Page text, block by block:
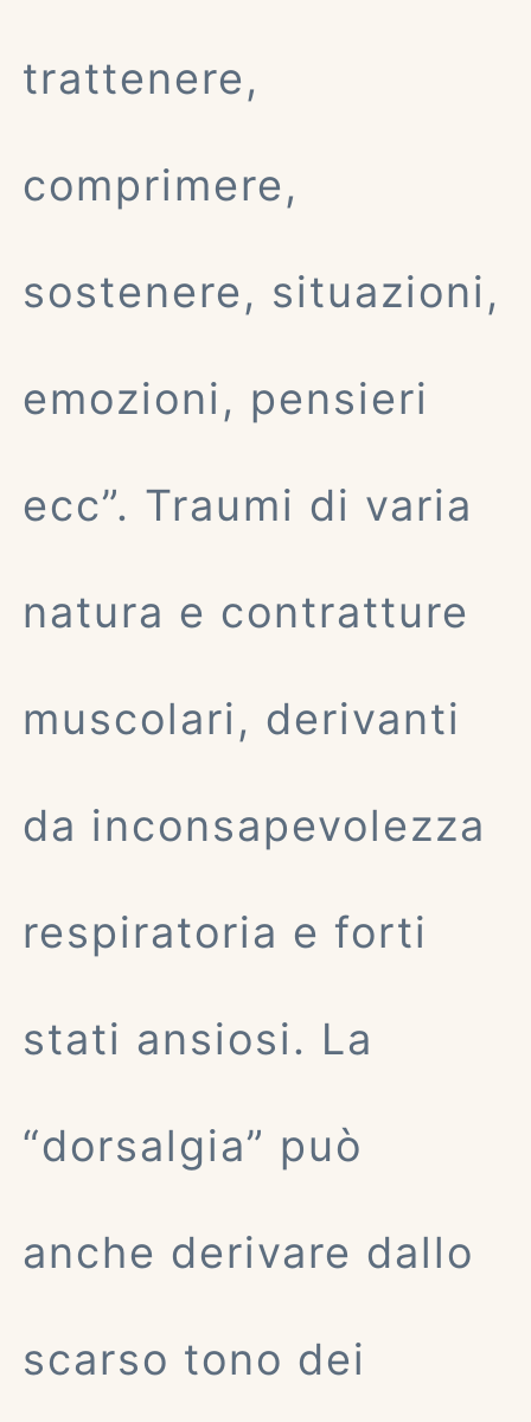
trattenere,
comprimere,
sostenere, situazioni,
emozioni, pensieri
ecc”. Traumi di varia
natura e contratture
muscolari, derivanti
da inconsapevolezza
respiratoria e forti
stati ansiosi. La
“dorsalgia” può
anche derivare dallo
scarso tono dei